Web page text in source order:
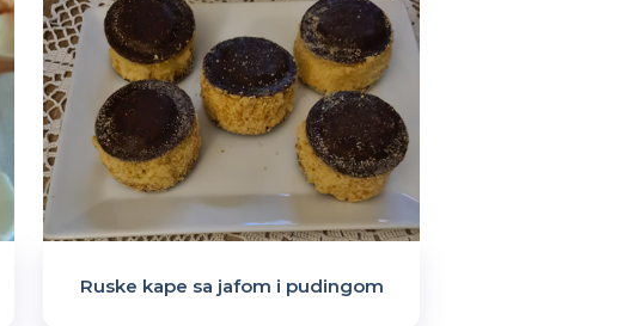
Ruske kape sa jafom i pudingom